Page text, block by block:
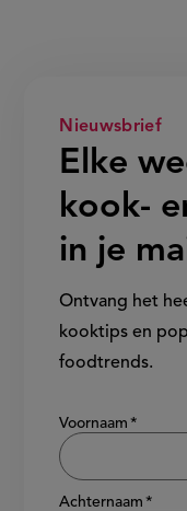
Nieuwsbrief
Elke
kook-
in je
Ontvang het
kooktips en
foodtrends.
Show/hide
Voornaam
Achternaam